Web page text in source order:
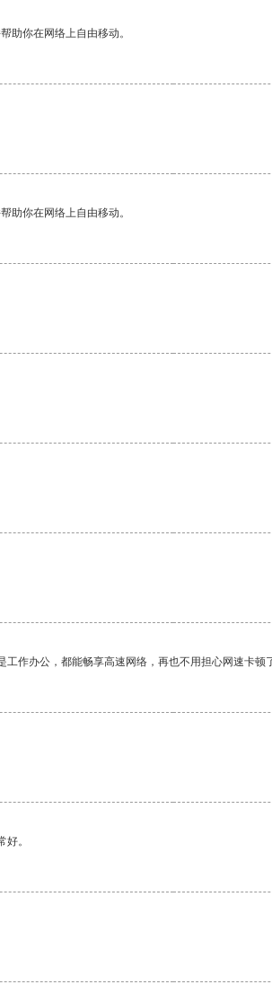
助你在网络上自由移动。
助你在网络上自由移动。
作办公，都能畅享高速网络，再也不用担心网速卡
。